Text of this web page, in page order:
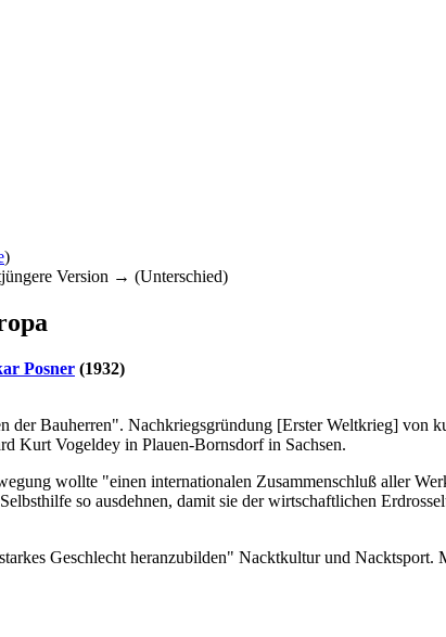
)
Version → (Unterschied)
Posner (1932)
Bauherren". Nachkriegsgründung [Erster Weltkrieg] von
Kurt Vogeldey in Plauen-Bornsdorf in Sachsen.
wollte "einen internationalen Zusammenschluß aller
so ausdehnen, damit sie der wirtschaftlichen
Geschlecht heranzubilden" Nacktkultur und